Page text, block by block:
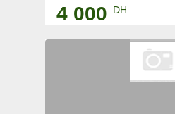
4 000 DH